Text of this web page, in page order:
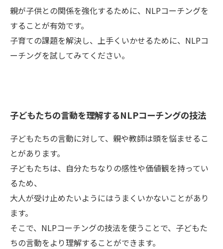
親が子供との関係を強化するために、NLPコーチングを
することが有効です。
子育ての課題を解決し、上手くいかせるために、NLPコ
ーチングを試してみてください。
子どもたちの言動を理解するNLPコーチングの技法
子どもたちの言動に対して、親や教師は頭を悩ませるこ
とがあります。
子どもたちは、自分たちなりの感性や価値観を持ってい
るため、
大人が受け止めたいようにはうまくいかないことがあり
ます。
そこで、NLPコーチングの技法を使うことで、子どもた
ちの言動をより理解することができます。